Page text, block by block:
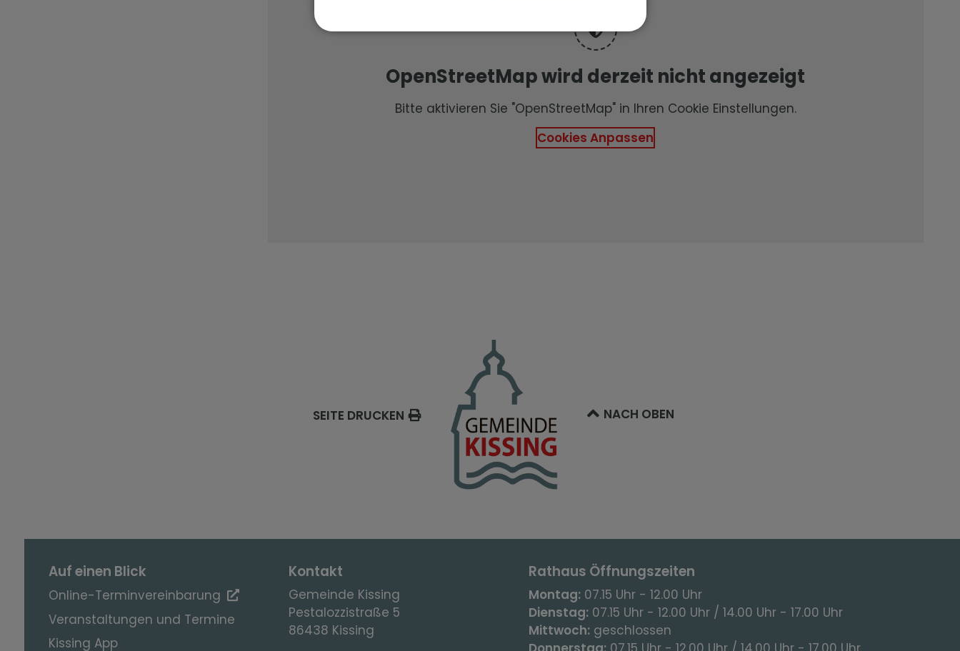
OpenStreetMap wird derzeit nicht angezeigt
Bitte aktivieren Sie "OpenStreetMap" in Ihren Cookie Einstellungen.
Cookies Anpassen
SEITE DRUCKEN NACH OBEN
Auf einen Blick
Online-Terminvereinbarung
Veranstaltungen und Termine
Kissing App
Kontakt
Gemeinde Kissing
Pestalozzistraße 5
86438 Kissing
Rathaus Öffnungszeiten
Montag: 07.15 Uhr - 12.00 Uhr
Dienstag: 07.15 Uhr - 12.00 Uhr / 14.00 Uhr - 17.00 Uhr
Mittwoch: geschlossen